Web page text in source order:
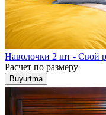
Наволочки 2 шт - Свой
Расчет по размеру
Buyurtma